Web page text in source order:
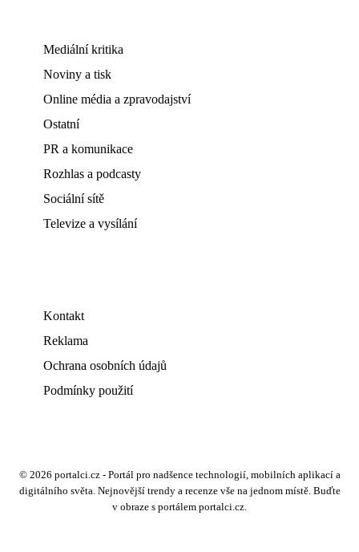
Mediální kritika
Noviny a tisk
Online média a zpravodajství
Ostatní
PR a komunikace
Rozhlas a podcasty
Sociální sítě
Televize a vysílání
Kontakt
Reklama
Ochrana osobních údajů
Podmínky použití
© 2026 portalci.cz - Portál pro nadšence technologií, mobilních aplikací a
digitálního světa. Nejnovější trendy a recenze vše na jednom místě. Buďte
v obraze s portálem portalci.cz.